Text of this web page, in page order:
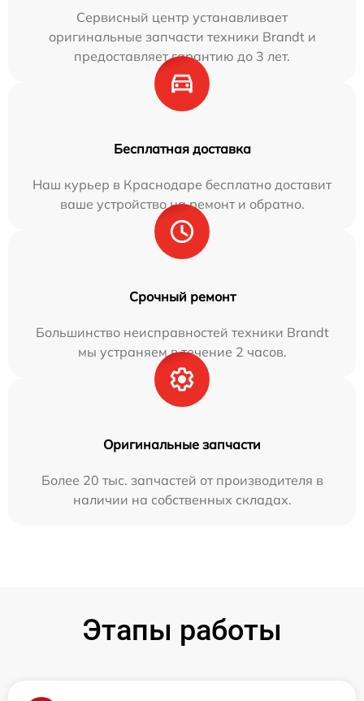
Сервисный центр устанавливает
оригинальные запчасти техники Brandt и
предоставляет гарантию до 3 лет.
Бесплатная доставка
Наш курьер в Краснодаре бесплатно доставит
ваше устройство на ремонт и обратно.
Срочный ремонт
Большинство неисправностей техники Brandt
мы устраняем в течение 2 часов.
Оригинальные запчасти
Более 20 тыс. запчастей от производителя в
наличии на собственных складах.
Этапы работы